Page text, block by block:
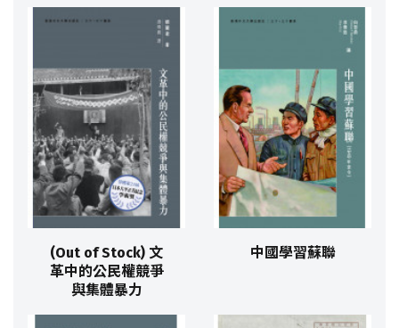
(Out of Stock) 文
革中的公民權競爭
與集體暴力
中國學習蘇聯